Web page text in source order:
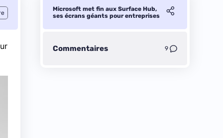
Microsoft met fin aux Surface Hub,
ses écrans géants pour entreprises
Commentaires 9